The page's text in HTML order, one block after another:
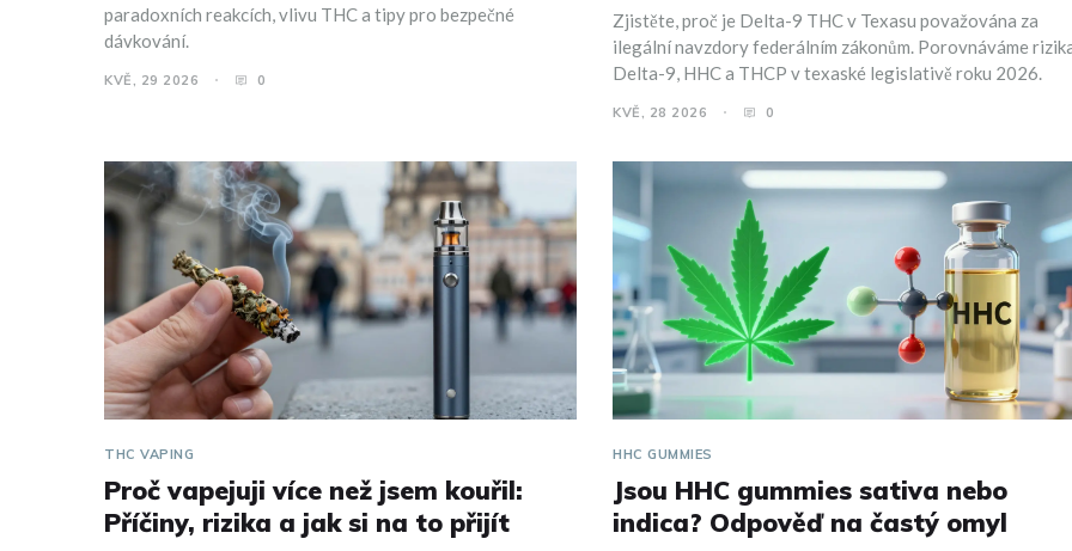
paradoxních reakcích, vlivu THC a tipy pro bezpečné
dávkování.
KVĚ, 29 2026 0
Zjistěte, proč je Delta-9 THC v Texasu považována za
ilegální navzdory federálním zákonům. Porovnáváme
Delta-9, HHC a THCP v texaské legislativě roku 2026.
KVĚ, 28 2026 0
THC VAPING
Proč vapejuji více než jsem kouřil:
Příčiny, rizika a jak si na to přijít
HHC GUMMIES
Jsou HHC gummies sativa nebo
indica? Odpověď na častý omyl